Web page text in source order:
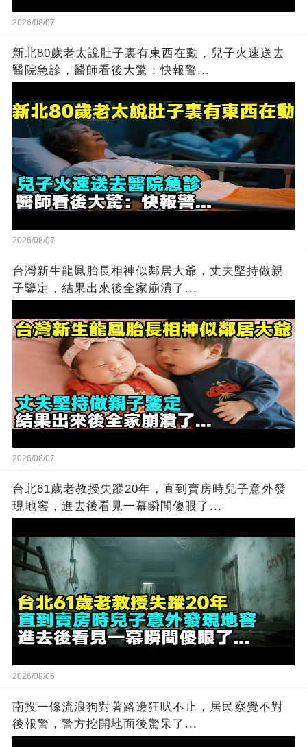
2026/08/07
新北80歲老太說肚子裏有東西在動，兒子火速送去
醫院急診，醫師看後大驚：快報警...
2026/08/07
台灣新生龍鳳胎長相神似鄰居大爺，丈夫堅持做親
子鑒定，結果出來後全家崩潰了...
2026/08/07
台北61歲老教授失蹤20年，直到賣房時兒子意外發
現地窖，進去後看見一幕瞬間傻眼了...
2026/08/06
南投一條流浪狗對著路邊狂吠不止，居民察覺不對
後報警，警方挖開地面後驚呆了...